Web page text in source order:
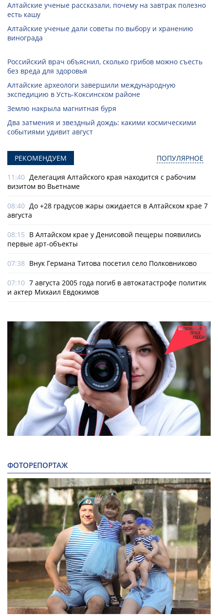
Алтайские ученые рассказали, почему на завтрак полезно
есть кашу
Алтайские ученые дали советы по выбору и хранению
винограда
Российский врач объяснил, сколько грибов можно съесть
без вреда для здоровья
Алтайские археологи завершили международную
экспедицию в Усть-Коксинском районе
Землю накрыла магнитная буря
Два затмения и звездный дождь: какими космическими
событиями удивит август
РЕКОМЕНДУЕМ ПОПУЛЯРНОЕ
11:40 Делегация Алтайского края находится с рабочим
визитом во Вьетнаме
08:40 До +28 градусов жары ожидается в Алтайском крае 7
августа
08:15 В Алтайском крае у Денисовой пещеры появились
первые арт-объекты
07:38 Внук Германа Титова посетил село Полковниково
07:10 7 августа 2005 года погиб в автокатастрофе политик
и актер Михаил Евдокимов
ФОТОРЕПОРТАЖ